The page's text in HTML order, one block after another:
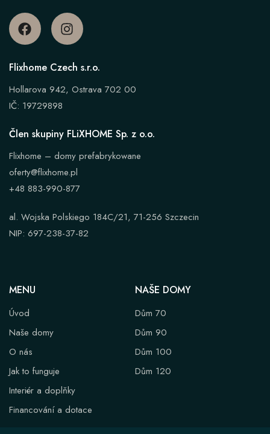
Flixhome Czech s.r.o.
Hollarova 942, Ostrava 702 00
IČ: 19729898
Člen skupiny FLiXHOME Sp. z o.o.
Flixhome – domy prefabrykowane
oferty@flixhome.pl
+48 883-990-877
al. Wojska Polskiego 184C/21, 71-256 Szczecin
NIP: 697-238-37-82
MENU
Úvod
Naše domy
O nás
Jak to funguje
Interiér a doplňky
Financování a dotace
NAŠE DOMY
Dům 70
Dům 90
Dům 100
Dům 120